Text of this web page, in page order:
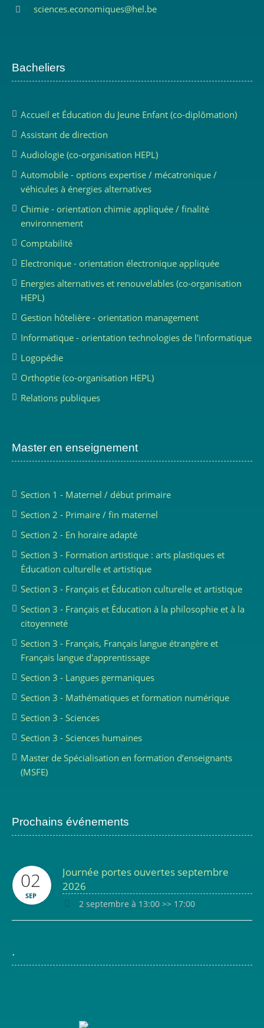
sciences.economiques@hel.be
Bacheliers
Accueil et Éducation du Jeune Enfant (co-diplômation)
Assistant de direction
Audiologie (co-organisation HEPL)
Automobile - options expertise / mécatronique /
véhicules à énergies alternatives
Chimie - orientation chimie appliquée / finalité
environnement
Comptabilité
Electronique - orientation électronique appliquée
Energies alternatives et renouvelables (co-organisation
HEPL)
Gestion hôtelière - orientation management
Informatique - orientation technologies de l'informatique
Logopédie
Orthoptie (co-organisation HEPL)
Relations publiques
Master en enseignement
Section 1 - Maternel / début primaire
Section 2 - Primaire / fin maternel
Section 2 - En horaire adapté
Section 3 - Formation artistique : arts plastiques et
Éducation culturelle et artistique
Section 3 - Français et Éducation culturelle et artistique
Section 3 - Français et Éducation à la philosophie et à la
citoyenneté
Section 3 - Français, Français langue étrangère et
Français langue d'apprentissage
Section 3 - Langues germaniques
Section 3 - Mathématiques et formation numérique
Section 3 - Sciences
Section 3 - Sciences humaines
Master de Spécialisation en formation d’enseignants
(MSFE)
Prochains événements
02
SEP
Journée portes ouvertes septembre
2026
2 septembre à 13:00 >> 17:00
.